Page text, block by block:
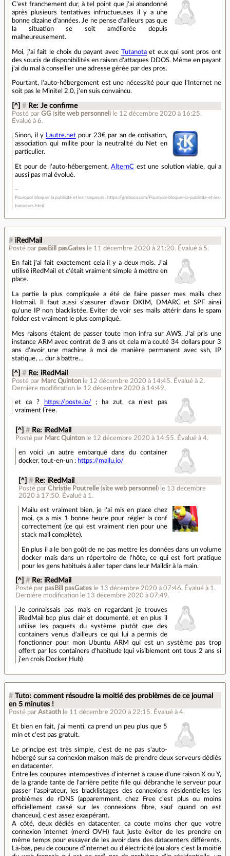
C'est franchement dur, à tel point que j'ai abandonné
après plusieurs tentatives infructueuses il y a une
bonne dizaine d'années. Je ne pense d'ailleurs pas que
la situation se soit améliorée depuis
malheureusement.
Moi, j'ai fait le choix du payant avec Tutanotaet eux qui sont pros ont
des soucis de disponibilités en raison d'attaques DDOS. Même en payant
j'ai du mal à conseiller une adresse gérée par des pros.
Pourtant, l'auto-hébergement est une nécessité pour que l'Internet ne
soit pas le Minitel 2.0, j'en suis convaincu.
[^] # Re: Je confirme
Posté parGG (site web personnel ) le 12 décembre 2020 à 16:25.
Évalué à6.
Sinon, il y Lautre.netpour 23€ par an de cotisation,
association qui milite pour la neutralité du Net en
particulier.
Et pour de l'auto-hébergement,AlternC est une solution viable, qui a
aussi pas mal évolué.
Pourquoi bloquer la publicité et les traqueurs : https://greboca.com/Pourquoi-bloquer-la-publicite-et-les-
traqueurs.html
# iRedMail
Posté par pasBill pasGates le 11 décembre 2020 à 21:20. Évalué à 5.
En fait j'ai fait exactement cela il y a deux mois. J'ai
utilisé iRedMail et c'était vraiment simple à mettre en
place.
La partie la plus compliquée a été de faire passer mes mails chez
Hotmail. Il faut aussi s'assurer d'avoir DKIM, DMARC et SPF ainsi
qu'une IP non blacklistée. Eviter de voir ses mails attérir dans le spam
folder est vraiment le plus compliqué.
Mes raisons étaient de passer toute mon infra sur AWS. J'ai pris une
instance ARM avec contrat de 3 ans et cela m'a couté 34 dollars pour 3
ans d'avoir une machine à moi de manière permanent avec ssh, IP
statique, … dur à battre…
[^] # Re: iRedMail
Posté par Marc Quinton le 12 décembre 2020 à 14:45. Évalué à 2.
Dernière modification le 12 décembre 2020 à 14:49.
et ca ? https://poste.io/ ; ha zut, ca n'est pas
vraiment Free.
[^] # Re: iRedMail
Posté par Marc Quinton le 12 décembre 2020 à 14:55. Évalué à 4.
en voici un autre embarqué dans du container
docker, tout-en-un : https://mailu.io/
[^] # Re: iRedMail
Posté parChristie Poutrelle (site web personnel ) le 13 décembre
2020 à 17:50. Évalué à 1 .
Mailu est vraiment bien, je l'ai mis en place chez
moi, ça a mis 1 bonne heure pour régler la conf
correctement (ce qui est vraiment rien pour une
stack mail complète).
En plus il a le bon goût de ne pas mettre les données dans un volume
docker mais dans un répertoire de l'hôte, ce qui est fort pratique
pour les gens habitués à aller taper dans leur Maildir à la main.
[^] # Re: iRedMail
Posté par pasBill pasGates le 13 décembre 2020 à 07:46.Évalué à 1.
Dernière modification le 13 décembre 2020 à 07:49.
Je connaissais pas mais en regardant je trouves
iRedMail bcp plus clair et documenté, et en plus il
utilise les paquets du système plutôt que des
containers venus d'ailleurs ce qui lui a permis de
fonctionner pour mon Ubuntu ARM qui est un système pas trop
offert par les containers d'habitude (qui visiblement ont tous 2 ans si
j'en crois Docker Hub)
# Tuto: comment résoudre la moitié des problèmes de ce journal
en 5 minutes !
Posté par Astaoth le 11 décembre 2020 à 22:15. Évalué à 4.
Et bien en fait, j'ai menti, ca prend un peu plus que 5
min et c'est pas gratuit.
Le principe est très simple, c'est de ne pas s'auto-
hébergé sur sa connexion maison mais de prendre deux serveurs dédiés
en datacenter.
Entre les coupures intempestives d'internet à cause d'une raison X ou Y,
de la grande tante de l'arrière petite fille qui débranche le serveur pour
passer l'aspirateur, les blacklistages des connexions résidentielles les
problèmes de rDNS (apparemment, chez Free c'est plus ou moins
officiellement cassé sur les connexions fibre, sauf quand on est
chanceux), c'est assez exaspérant.
A côté, deux dédiés en datacenter, ca coute moins cher que votre
connexion internet (merci OVH) faut juste éviter de les prendre en
même temps pour essayer de les avoir dans des datacenters différents.
Là-bas, peu de coupure d'internet ou d'électricité (ou alors c'est la moitié